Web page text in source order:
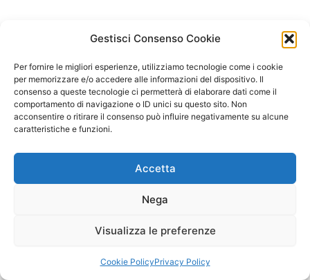
Gestisci Consenso Cookie
Per fornire le migliori esperienze, utilizziamo tecnologie come i cookie
per memorizzare e/o accedere alle informazioni del dispositivo. Il
consenso a queste tecnologie ci permetterà di elaborare dati come il
comportamento di navigazione o ID unici su questo sito. Non
acconsentire o ritirare il consenso può influire negativamente su alcune
caratteristiche e funzioni.
Accetta
Nega
Visualizza le preferenze
Cookie PolicyPrivacy Policy
Copyright © 2026 Il Gatto Blu Giochi educativi Montessori e